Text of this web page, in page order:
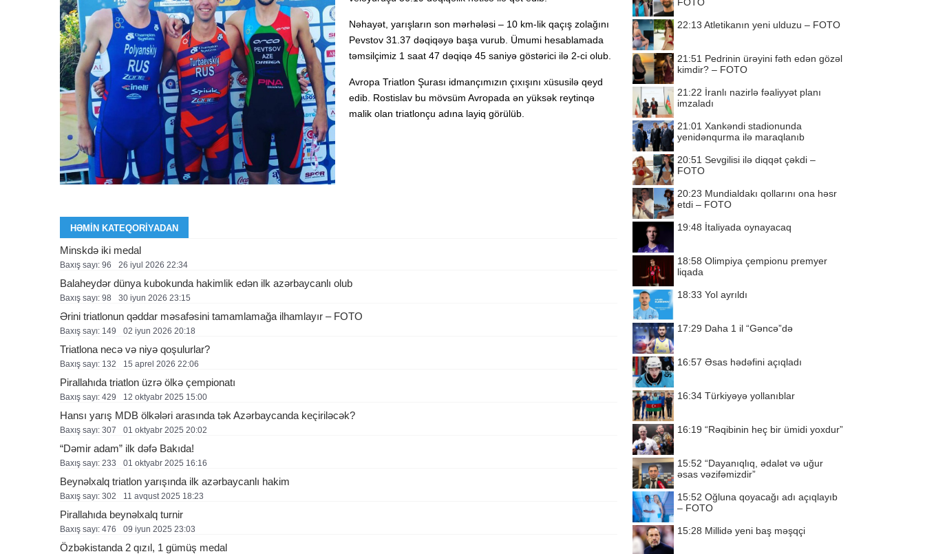
Nəhayət, yarışların son mərhələsi – 10 km-lik qaçış zolağını
Pevstov 31.37 dəqiqəyə başa vurub. Ümumi hesablamada
təmsilçimiz 1 saat 47 dəqiqə 45 saniyə göstərici ilə 2-ci olub.
Avropa Triatlon Şurası idmançımızın çıxışını xüsusilə qeyd
edib. Rostislav bu mövsüm Avropada ən yüksək reytinqə
malik olan triatlonçu adına layiq görülüb.
HƏMIN KATEQORIYADAN
Minskdə iki medal
Baxış sayı: 96 26 i̇yul 2026 22:34
Balaheydər dünya kubokunda hakimlik edən ilk azərbaycanlı olub
Baxış sayı: 98 30 i̇yun 2026 23:15
Ərini triatlonun qəddar məsafəsini tamamlamağa ilhamlayır – FOTO
Baxış sayı: 149 02 i̇yun 2026 20:18
Triatlona necə və niyə qoşulurlar?
Baxış sayı: 132 15 aprel 2026 22:06
Pirallahıda triatlon üzrə ölkə çempionatı
Baxış sayı: 429 12 oktyabr 2025 15:00
Hansı yarış MDB ölkələri arasında tək Azərbaycanda keçiriləcək?
Baxış sayı: 307 01 oktyabr 2025 20:02
“Dəmir adam” ilk dəfə Bakıda!
Baxış sayı: 233 01 oktyabr 2025 16:16
Beynəlxalq triatlon yarışında ilk azərbaycanlı hakim
Baxış sayı: 302 11 avqust 2025 18:23
Pirallahıda beynəlxalq turnir
Baxış sayı: 476 09 i̇yun 2025 23:03
Özbəkistanda 2 qızıl, 1 gümüş medal
22:13 Atletikanın yeni ulduzu – FOTO
21:51 Pedrinin ürəyini fəth edən gözəl
kimdir? – FOTO
21:22 İranlı nazirlə fəaliyyət planı
imzaladı
21:01 Xankəndi stadionunda
yenidənqurma ilə maraqlanıb
20:51 Sevgilisi ilə diqqət çəkdi –
FOTO
20:23 Mundialdakı qollarını ona həsr
etdi – FOTO
19:48 İtaliyada oynayacaq
18:58 Olimpiya çempionu premyer
liqada
18:33 Yol ayrıldı
17:29 Daha 1 il “Gəncə”də
16:57 Əsas hədəfini açıqladı
16:34 Türkiyəyə yollanıblar
16:19 “Rəqibinin heç bir ümidi yoxdur”
15:52 “Dayanıqlıq, ədalət və uğur
əsas vəzifəmizdir”
15:52 Oğluna qoyacağı adı açıqlayıb
– FOTO
15:28 Millidə yeni baş məşqçi